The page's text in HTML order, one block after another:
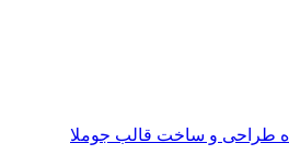
طراحی و ساخت قالب جوملا